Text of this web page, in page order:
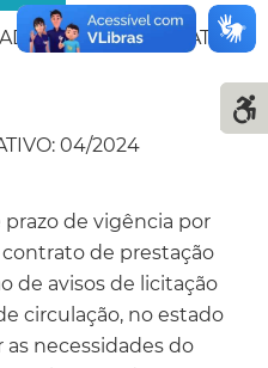
AO CONTRATO
04/2024
prazo de vigência por
contrato de prestação
de avisos de licitação
circulação, no estado
necessidades do